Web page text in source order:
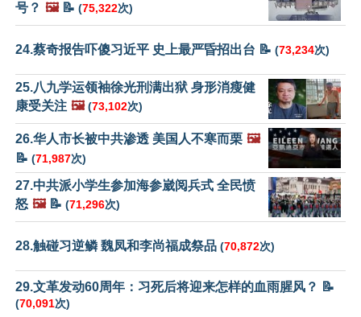
号？ 🖼️📝 (75,322次)
24.蔡奇报告吓傻习近平 史上最严昏招出台 📝 (73,234次)
25.八九学运领袖徐光刑满出狱 身形消瘦健
康受关注 🖼️ (73,102次)
26.华人市长被中共渗透 美国人不寒而栗 🖼️
📝 (71,987次)
27.中共派小学生参加海参崴阅兵式 全民愤
怒 🖼️📝 (71,296次)
28.触碰习逆鳞 魏凤和李尚福成祭品 (70,872次)
29.文革发动60周年：习死后将迎来怎样的血雨腥风？ 📝
(70,091次)